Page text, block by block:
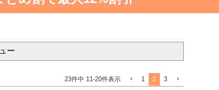
ー
23件中 11-20件表示 1 2 3